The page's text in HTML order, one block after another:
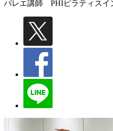
バレエ講師 PHIピラティスイ